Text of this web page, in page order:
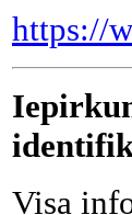
https://
Visa